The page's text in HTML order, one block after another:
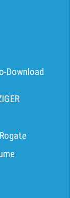
Download